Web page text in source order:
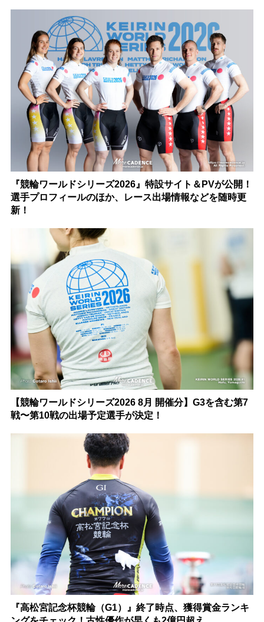
『競輪ワールドシリーズ2026』特設サイト＆PVが公開！
選手プロフィールのほか、レース出場情報などを随時更
新！
【競輪ワールドシリーズ2026 8月 開催分】G3を含む第7
戦〜第10戦の出場予定選手が決定！
『高松宮記念杯競輪（G1）』終了時点、獲得賞金ランキ